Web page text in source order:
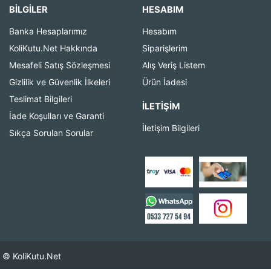
BİLGİLER
Banka Hesaplarımız
KoliKutu.Net Hakkında
Mesafeli Satış Sözleşmesi
Gizlilik ve Güvenlik İlkeleri
Teslimat Bilgileri
İade Koşulları ve Garanti
Sıkça Sorulan Sorular
HESABIM
Hesabım
Siparişlerim
Alış Veriş Listem
Ürün İadesi
İLETIŞIM
İletişim Bilgileri
© KoliKutu.Net